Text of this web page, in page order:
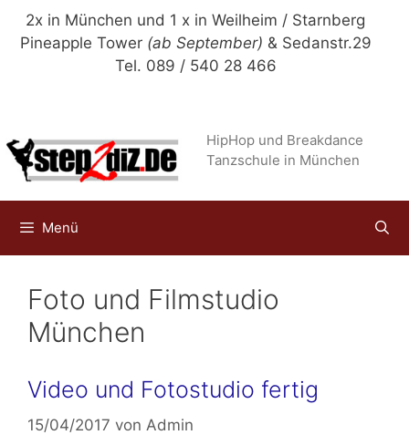
Zum
Inhalt
2x in München und 1 x in Weilheim / Starnberg
Pineapple Tower (ab September) & Sedanstr.29
Tel. 089 / 540 28 466
HipHop und Breakdance
Tanzschule in München
Menü
Foto und Filmstudio
München
Video und Fotostudio fertig
15/04/2017 von Admin